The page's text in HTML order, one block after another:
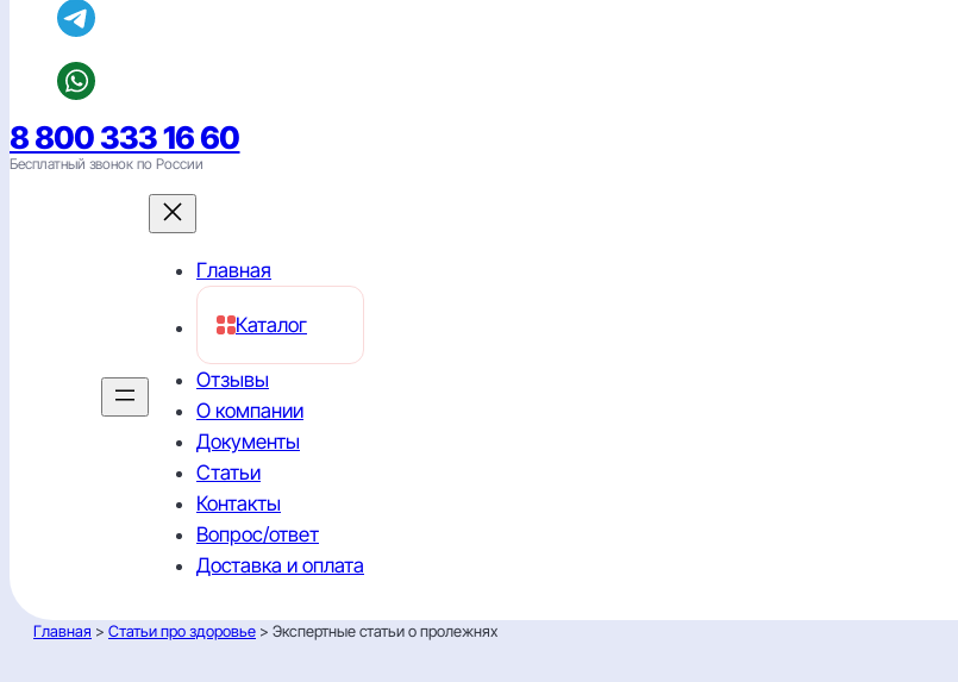
8 800 333 16 60
Бесплатный звонок по России
Главная
Каталог
Отзывы
О компании
Документы
Статьи
Контакты
Вопрос/ответ
Доставка и оплата
Главная > Статьи про здоровье > Экспертные статьи о пролежнях